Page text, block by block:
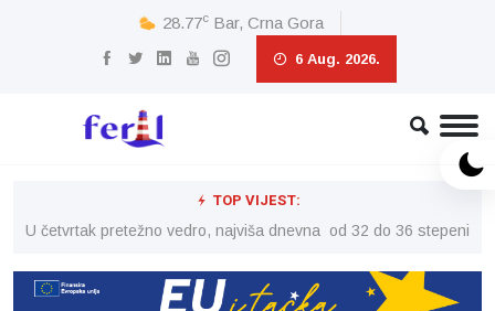
28.77c Bar, Crna Gora
6 Aug. 2026.
TOP VIJEST:
U četvrtak pretežno vedro, najviša dnevna od 32 do 36 stepeni